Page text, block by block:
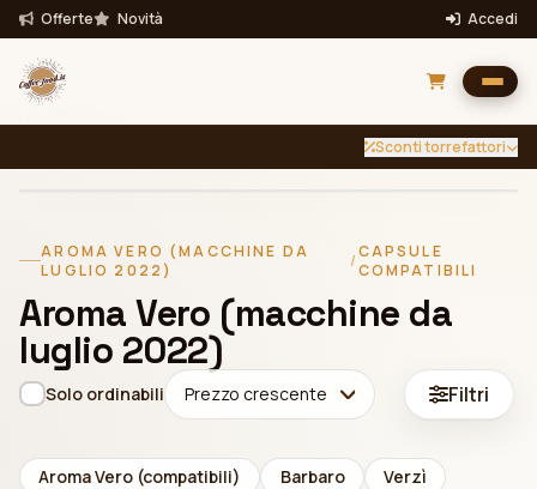
Offerte Novità Accedi
Sconti torrefattori
Filtra per intensità
Filtra
AROMA VERO (MACCHINE DA
LUGLIO 2022)
/CAPSULE
COMPATIBILI
Aroma Vero (macchine da
luglio 2022)
Solo ordinabili Prezzo crescente Filtri
Aroma Vero (compatibili) Barbaro Verzì